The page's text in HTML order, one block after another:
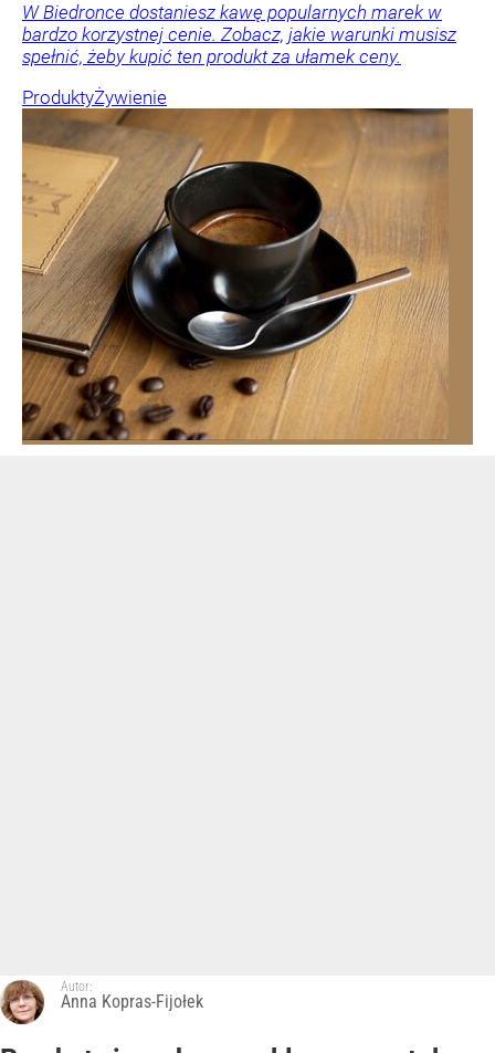
W Biedronce dostaniesz kawę popularnych marek w
bardzo korzystnej cenie. Zobacz, jakie warunki musisz
spełnić, żeby kupić ten produkt za ułamek ceny.
ProduktyŻywienie
Autor:
Anna Kopras-Fijołek